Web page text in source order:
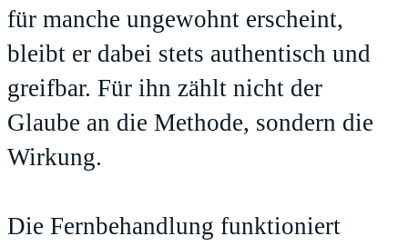
für manche ungewohnt erscheint,
bleibt er dabei stets authentisch und
greifbar. Für ihn zählt nicht der
Glaube an die Methode, sondern die
Wirkung.
Die Fernbehandlung funktioniert